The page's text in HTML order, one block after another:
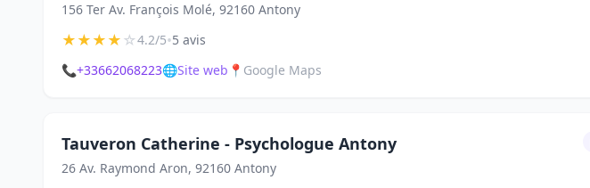
156 Ter Av. François Molé, 92160 Antony
★★★★☆4.2/5•5 avis
📞+33662068223🌐Site web 📍 Google Maps
Tauveron Catherine - Psychologue Antony
26 Av. Raymond Aron, 92160 Antony